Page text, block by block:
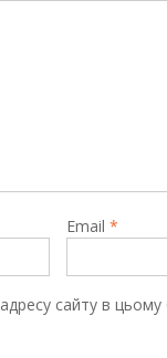
Email *
сайту в